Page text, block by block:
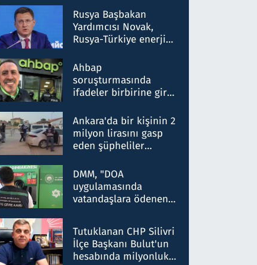
Rusya Başbakan
Yardımcısı Novak,
Rusya-Türkiye enerji
nitelikte olduğunu
belirtti
Ahbap
soruşturmasında
ifadeler birbirine girdi:
ifadelerinden ortaya
çıkan tablo şok etti
Ankara'da bir kişinin 2
milyon lirasını gasp
eden şüpheliler
DMM, "DOA
uygulamasında
vatandaşlara ödenen
düşürüldüğü" iddiasını
yalanladı
Tutuklanan CHP Silivri
İlçe Başkanı Bulut'un
hesabında milyonluk